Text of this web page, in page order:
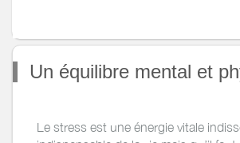
Un équilibre mental et
Le stress est une énergie vitale